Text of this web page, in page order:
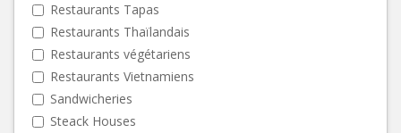
Restaurants Tapas
Restaurants Thaïlandais
Restaurants végétariens
Restaurants Vietnamiens
Sandwicheries
Steack Houses